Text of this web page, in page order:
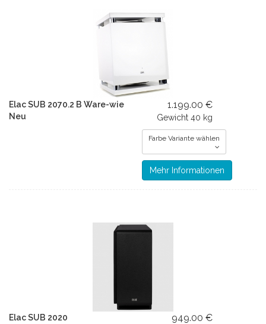
Elac SUB 2070.2 B Ware-wie
Neu
1.199.00 €
Gewicht 40 kg
Farbe Variante wählen
Mehr Informationen
Elac SUB 2020
949.00 €